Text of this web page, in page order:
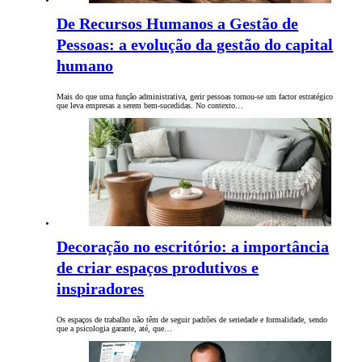
De Recursos Humanos a Gestão de
Pessoas: a evolução da gestão do capital
humano
Mais do que uma função administrativa, gerir pessoas tornou-se um factor estratégico
que leva empresas a serem bem-sucedidas. No contexto…
Decoração no escritório: a importância
de criar espaços produtivos e
inspiradores
Os espaços de trabalho não têm de seguir padrões de seriedade e formalidade, sendo
que a psicologia garante, até, que…